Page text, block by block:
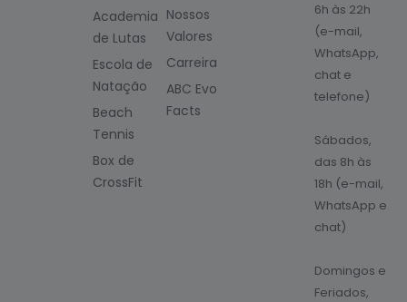
Academia
de Lutas
Escola de
Natação
Beach
Tennis
Box de
CrossFit
Nossos
Valores
Carreira
ABC Evo
Facts
6h às 22h
(e-mail,
WhatsApp,
chat e
telefone)
Sábados,
das 8h às
18h (e-mail,
WhatsApp e
chat)
Domingos e
Feriados,